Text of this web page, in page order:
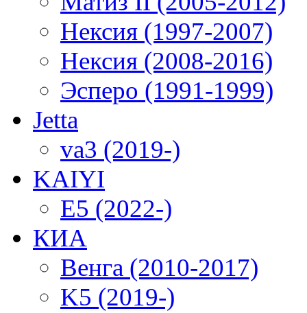
Нексия (1997-2007)
Нексия (2008-2016)
Эсперо (1991-1999)
Jetta
va3 (2019-)
KAIYI
E5 (2022-)
КИА
Венга (2010-2017)
K5 (2019-)